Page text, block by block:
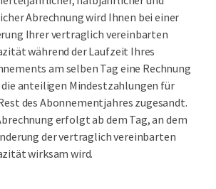
Abrechnung wird Ihnen bei einer
Ihrer vertraglich vereinbarten
während der Laufzeit Ihres
am selben Tag eine Rechnung
die anteiligen Mindestzahlungen für
des Abonnementjahres zugesandt.
erfolgt ab dem Tag, an dem
der vertraglich vereinbarten
wirksam wird.